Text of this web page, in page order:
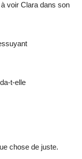
voir Clara dans son
t-elle
chose de juste.